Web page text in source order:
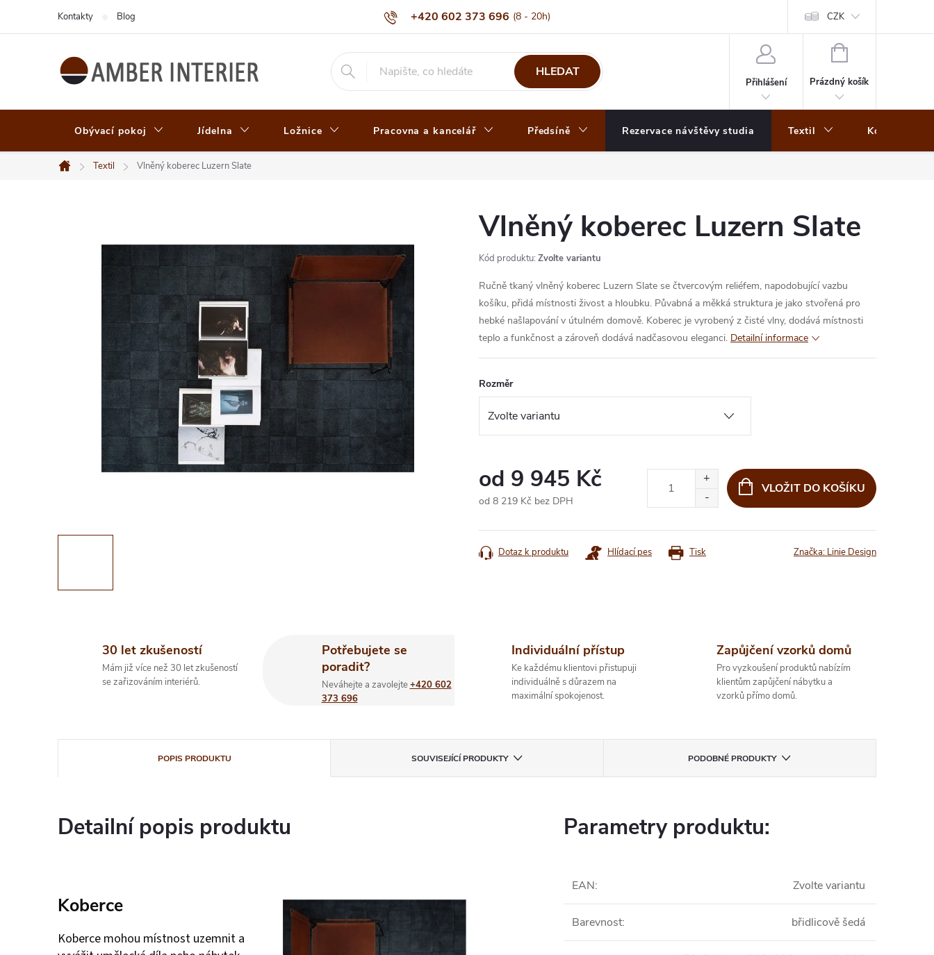
+420 602 373 696
Kontakty Blog CZK
HLEDAT
Přihlášení
NÁKUPNÍ
Prázdný košík
Obývací pokoj Jídelna Ložnice Pracovna a kancelář Předsíně Rezervace návštěvy studia Textil Koberce
Domů
Textil Vlněný koberec Luzern Slate
Vlněný koberec Luzern Slate
Kód produktu: Zvolte variantu
Ručně tkaný vlněný koberec Luzern Slate se čtvercovým reliéfem, napodobující vazbu
košíku, přidá místnosti živost a hloubku. Půvabná a měkká struktura je jako stvořená pro
hebké našlapování v útulném domově. Koberec je vyrobený z čisté vlny, dodává místnosti
teplo a funkčnost a zároveň dodává nadčasovou eleganci. Detailní informace
Rozměr
od 9 945 Kč
od 8 219 Kč bez DPH
cena:
VLOŽIT DO KOŠÍKU
Tisk
Dotaz k produktu Hlídací pes Značka: Linie Design
30 let zkušeností
Mám již více než 30 let zkušeností
se zařizováním interiérů.
Potřebujete se
poradit?
Neváhejte a zavolejte+420 602
373 696
Individuální přístup
Ke každému klientovi přistupuji
individuálně s důrazem na
maximální spokojenost.
Zapůjčení vzorků domů
Pro vyzkoušení produktů nabízím
klientům zapůjčení nábytku a
vzorků přímo domů.
POPIS PRODUKTU SOUVISEJÍCÍ PRODUKTY PODOBNÉ PRODUKTY
Detailní popis produktu
Koberce
Koberce mohou místnost uzemnit a
Parametry produktu:
EAN: Zvolte variantu
Barevnost: břidlicově šedá